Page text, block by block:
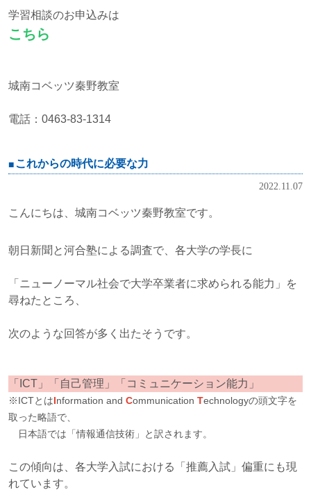
学習相談のお申込みは
こちら
城南コベッツ秦野教室
電話：0463-83-1314
これからの時代に必要な力
2022.11.07
こんにちは、城南コベッツ秦野教室です。
朝日新聞と河合塾による調査で、各大学の学長に
「ニューノーマル社会で大学卒業者に求められる能力」を
尋ねたところ、
次のような回答が多く出たそうです。
「ICT」「自己管理」「コミュニケーション能力」
※ICTとはInformation and Communication Technologyの頭文字を
取った略語で、
日本語では「情報通信技術」と訳されます。
この傾向は、各大学入試における「推薦入試」偏重にも現
れています。